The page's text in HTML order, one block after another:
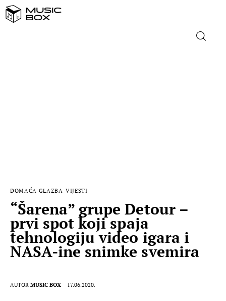
DOMAĆA GLAZBA VIJESTI
“Šarena” grupe Detour –
prvi spot koji spaja
tehnologiju video igara i
NASA-ine snimke svemira
AUTOR MUSIC BOX 17.06.2020.